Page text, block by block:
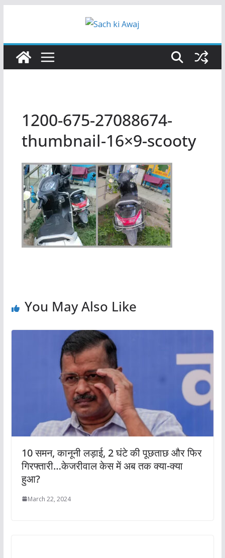
1200-675-27088674-
thumbnail-16×9-scooty
You May Also Like
10 समन, कानूनी लड़ाई, 2 घंटे की पूछताछ और फिर
गिरफ्तारी…केजरीवाल केस में अब तक क्या-क्या
हुआ?
March 22, 2024